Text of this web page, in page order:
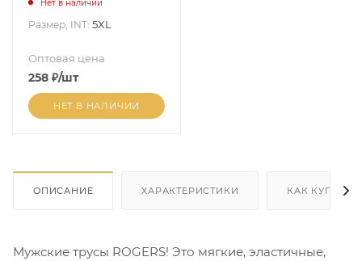
Нет в наличии
Размер, INT: 5XL
Оптовая цена
258 ₽/шт
НЕТ В НАЛИЧИИ
ОПИСАНИЕ ХАРАКТЕРИСТИКИ КАК КУПИТЬ
Мужские трусы ROGERS! Это мягкие, эластичные,